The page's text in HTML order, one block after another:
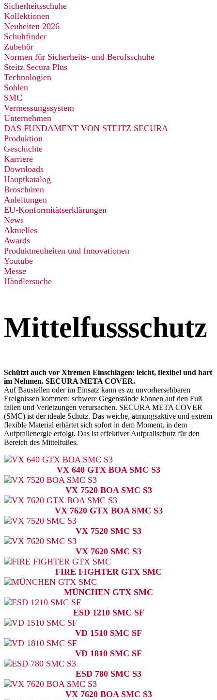
Sicherheitsschuhe
Kollektionen
Neuheiten 2026
Schuhfinder
Zubehör
Normen für Sicherheits- und Berufsschuhe
Steitz Secura Plus
Technologien
Sohlen
SMC
Vermessungssystem
Unternehmen
DAS FUNDAMENT VON STEITZ SECURA
Produktion
Geschichte
Karriere
Downloads
Hauptkatalog
Broschüren
Anleitungen
EU-Konformitätserklärungen
News
Aktuelles
Awards
Produktneuheiten und Innovationen
Youtube
Messe
Händlersuche
Mittelfussschutz
Schützt auch vor Xtremen Einschlagen: leicht, flexibel und hart
im Nehmen. SECURA META COVER.
Auf Baustellen oder im Einsatz kann es zu unvorhersehbaren
Ereignissen kommen: schwere Gegenstände können auf den Fuß
fallen und Verletzungen verursachen. SECURA META COVER
(SMC) ist der ideale Schutz. Das weiche, atmungsaktive und extrem
flexible Material erhärtet sich sofort in dem Moment, in dem
Aufprallenergie erfolgt. Das ist effektiver Aufprallschutz für den
Bereich des Mittelfußes.
VX 640 GTX BOA SMC S3
VX 7520 BOA SMC S3
VX 7620 GTX BOA SMC S3
VX 7520 SMC S3
VX 7620 SMC S3
FIRE FIGHTER GTX SMC
MÜNCHEN GTX SMC
ESD 1210 SMC SF
VD 1510 SMC SF
VD 1810 SMC SF
ESD 780 SMC S3
VX 7620 BOA SMC S3